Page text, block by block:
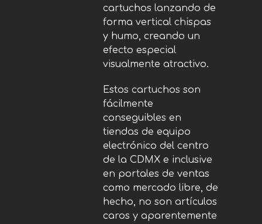
cartuchos lanzando de
forma vertical chispas
y humo, creando un
efecto especial
visualmente atractivo.
Estos cartuchos son
fácilmente
conseguibles en
tiendas de equipo
electrónico del centro
de la CDMX e inclusive
en portales de ventas
como mercado libre, de
hecho, no son artículos
caros y aparentemente